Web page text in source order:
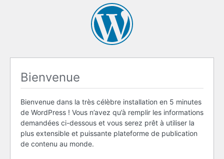
Bienvenue
Bienvenue dans la très célèbre installation en 5 minutes
de WordPress ! Vous n’avez qu’à remplir les informations
demandées ci-dessous et vous serez prêt à utiliser la
plus extensible et puissante plateforme de publication
de contenu au monde.